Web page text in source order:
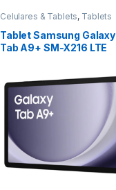
Celulares & Tablets, Tablets
Tablet Samsung Galaxy
Tab A9+ SM-X216 LTE